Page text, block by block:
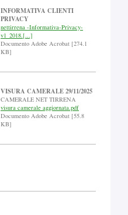
INFORMATIVA CLIENTI
PRIVACY
nettirrena -Informativa-Privacy-
v1_2018.[...]
Documento Adobe Acrobat [274.1
KB]
VISURA CAMERALE 29/11/2025
CAMERALE NET TIRRENA
visura camerale aggiornata.pdf
Documento Adobe Acrobat [55.8
KB]